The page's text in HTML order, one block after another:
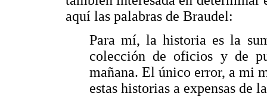
aquí las palabras de Braudel:
Para mí, la historia es la
colección de oficios y de
mañana. El único error, a mi
estas historias a expensas de